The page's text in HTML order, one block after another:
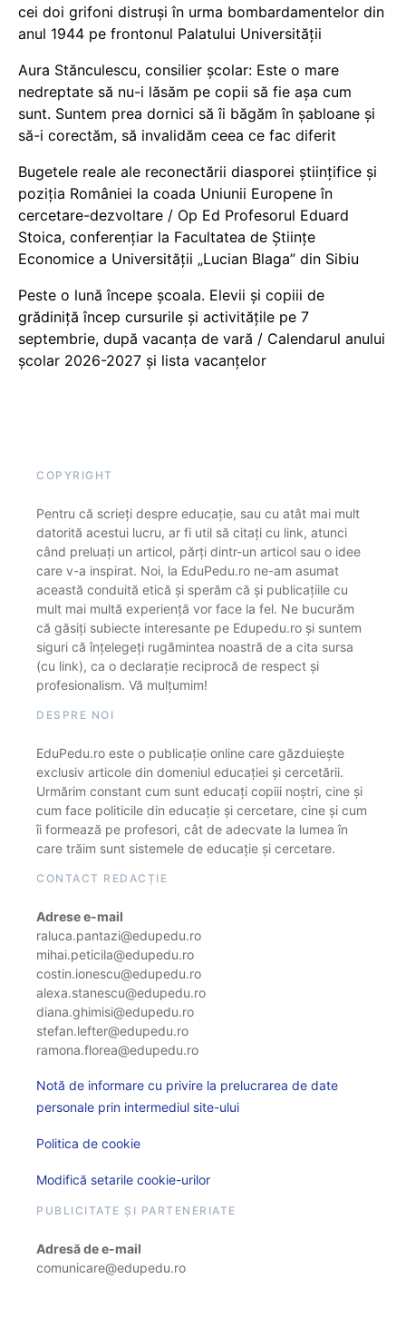
cei doi grifoni distruși în urma bombardamentelor din
anul 1944 pe frontonul Palatului Universității
Aura Stănculescu, consilier școlar: Este o mare
nedreptate să nu-i lăsăm pe copii să fie așa cum
sunt. Suntem prea dornici să îi băgăm în șabloane și
să-i corectăm, să invalidăm ceea ce fac diferit
Bugetele reale ale reconectării diasporei științifice și
poziția României la coada Uniunii Europene în
cercetare-dezvoltare / Op Ed Profesorul Eduard
Stoica, conferențiar la Facultatea de Științe
Economice a Universității „Lucian Blaga” din Sibiu
Peste o lună începe școala. Elevii și copiii de
grădiniță încep cursurile și activitățile pe 7
septembrie, după vacanța de vară / Calendarul anului
școlar 2026-2027 și lista vacanțelor
COPYRIGHT
Pentru că scrieți despre educație, sau cu atât mai mult
datorită acestui lucru, ar fi util să citați cu link, atunci
când preluați un articol, părți dintr-un articol sau o idee
care v-a inspirat. Noi, la EduPedu.ro ne-am asumat
această conduită etică și sperăm că și publicațiile cu
mult mai multă experiență vor face la fel. Ne bucurăm
că găsiți subiecte interesante pe Edupedu.ro și suntem
siguri că înțelegeți rugămintea noastră de a cita sursa
(cu link), ca o declarație reciprocă de respect și
profesionalism. Vă mulțumim!
DESPRE NOI
EduPedu.ro este o publicație online care găzduiește
exclusiv articole din domeniul educației și cercetării.
Urmărim constant cum sunt educați copiii noștri, cine și
cum face politicile din educație și cercetare, cine și cum
îi formează pe profesori, cât de adecvate la lumea în
care trăim sunt sistemele de educație și cercetare.
CONTACT REDACȚIE
Adrese e-mail
raluca.pantazi@edupedu.ro
mihai.peticila@edupedu.ro
costin.ionescu@edupedu.ro
alexa.stanescu@edupedu.ro
diana.ghimisi@edupedu.ro
stefan.lefter@edupedu.ro
ramona.florea@edupedu.ro
Notă de informare cu privire la prelucrarea de date
personale prin intermediul site-ului
Politica de cookie
Modifică setarile cookie-urilor
PUBLICITATE ȘI PARTENERIATE
Adresă de e-mail
comunicare@edupedu.ro